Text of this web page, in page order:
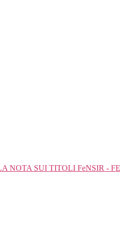
NOTA SUI TITOLI FeNSIR -